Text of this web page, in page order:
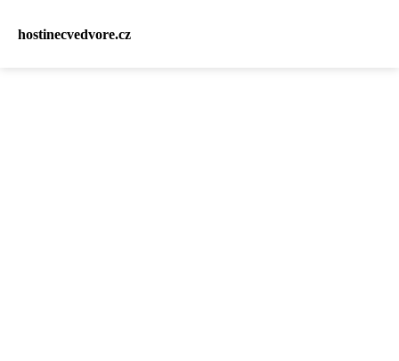
hostinecvedvore.cz